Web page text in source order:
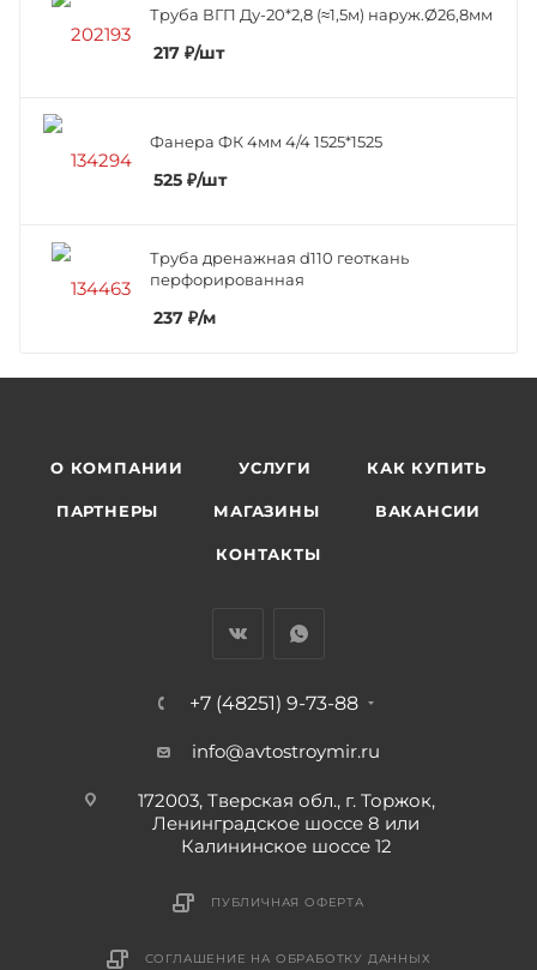
Труба ВГП Ду-20*2,8 (≈1,5м) наруж.Ø26,8мм
217 ₽/шт
Фанера ФК 4мм 4/4 1525*1525
525 ₽/шт
Труба дренажная d110 геоткань
перфорированная
237 ₽/м
О КОМПАНИИ УСЛУГИ КАК КУПИТЬ
ПАРТНЕРЫ МАГАЗИНЫ ВАКАНСИИ
КОНТАКТЫ
+7 (48251) 9-73-88
info@avtostroymir.ru
172003, Тверская обл., г. Торжок,
Ленинградское шоссе 8 или
Калининское шоссе 12
ПУБЛИЧНАЯ ОФЕРТА
СОГЛАШЕНИЕ НА ОБРАБОТКУ ДАННЫХ